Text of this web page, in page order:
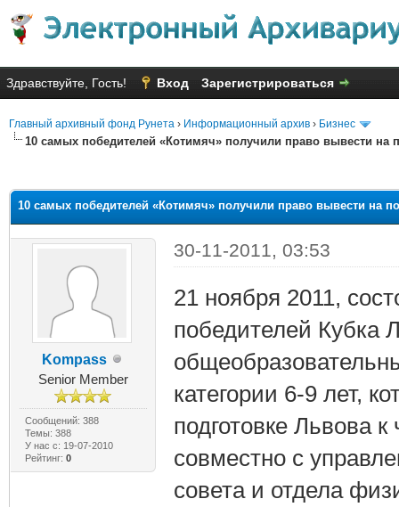
Здравствуйте, Гость! Вход Зарегистрироваться
Главный архивный фонд Рунета › Информационный архив › Бизнес
10 самых победителей «Котимяч» получили право вывести на
10 самых победителей «Котимяч» получили право вывести на
Kompass
Senior Member
Сообщений: 388
Темы: 388
У нас с: 19-07-2010
Рейтинг: 0
30-11-2011, 03:53
21 ноября 2011,
победителей Кубка
категории 6-9 лет,
подготовке Львова
совместно с
совета и отдела